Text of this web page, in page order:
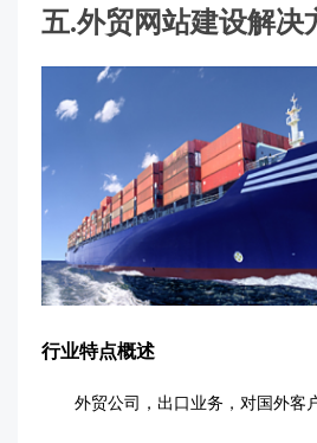
五.外贸网站建设解决
行业特点概述
外贸公司，出口业务，对国外客